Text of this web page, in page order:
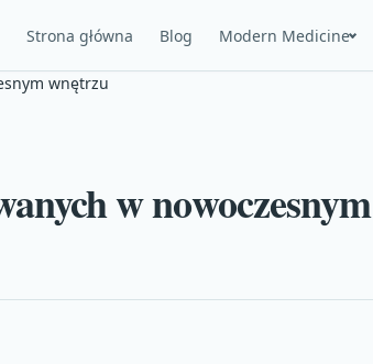
Strona główna Blog Modern Medicine
wnętrzu
w nowoczesnym